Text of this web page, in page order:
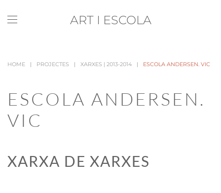
Skip to main content
ART I ESCOLA
HOME PROJECTES XARXES | 2013-2014 ESCOLA ANDERSEN. VIC
ESCOLA ANDERSEN.
VIC
XARXA DE XARXES